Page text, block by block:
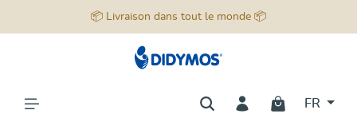
📦 Livraison dans tout le monde 📦
FR